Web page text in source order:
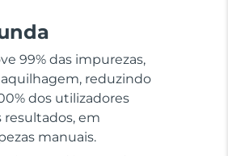
99% das impurezas,
reduzindo
dos utilizadores
em
manuais.